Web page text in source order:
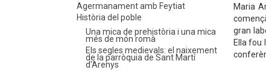
Agermanament amb Feytiat
Història del poble
Una mica de prehistòria i una mica
més de món romà
Els segles medievals: el naixement
de la parròquia de Sant Martí
d'Arenys
Maria
gran
Ella fou